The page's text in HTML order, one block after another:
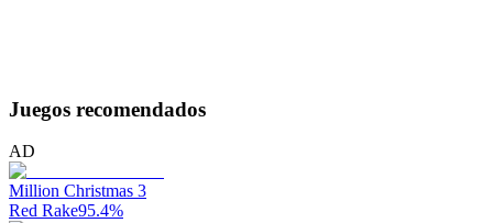
Juegos recomendados
AD
Million Christmas 3
Red Rake95.4%